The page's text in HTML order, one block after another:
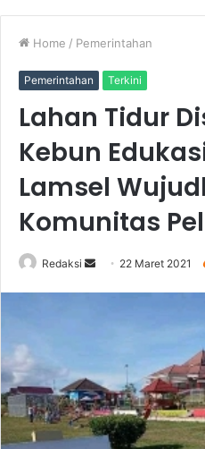
Home / Pemerintahan
Pemerintahan Terkini
Lahan Tidur
Kebun
Lamsel
Komunitas
Redaksi
Send 22 Maret 2021